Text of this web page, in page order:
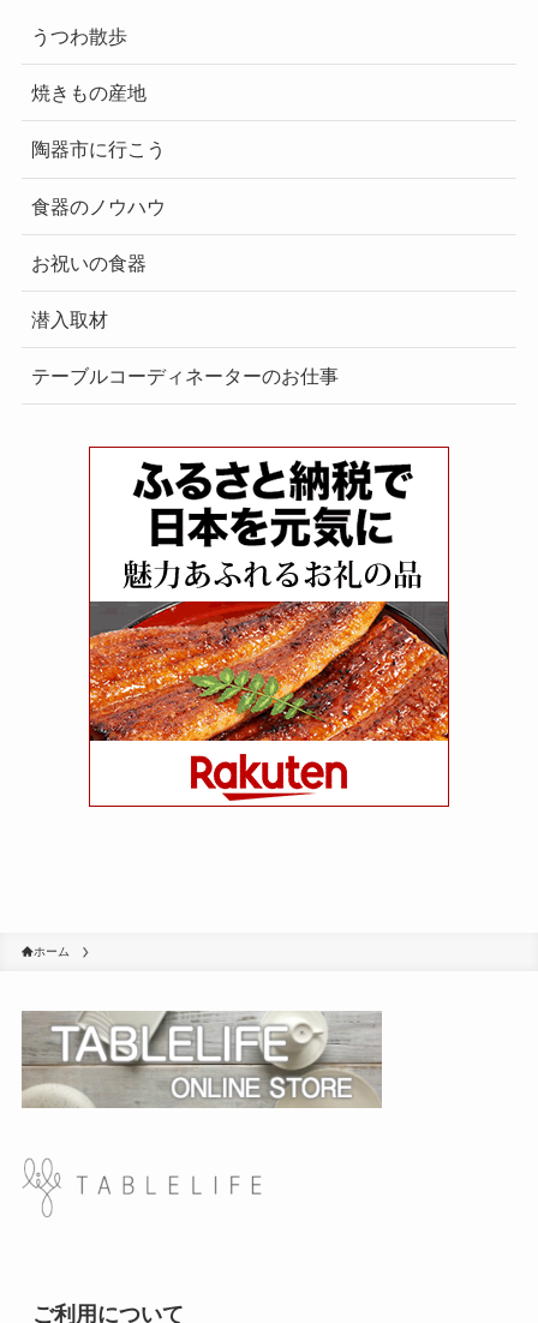
うつわ散歩
焼きもの産地
陶器市に行こう
食器のノウハウ
お祝いの食器
潜入取材
テーブルコーディネーターのお仕事
ホーム
ご利用について